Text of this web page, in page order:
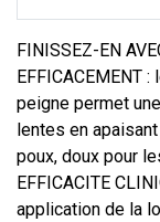
FINISSEZ-EN
EFFICACEMENT
peigne permet
lentes en
poux, doux pour
EFFICACITE
application de la